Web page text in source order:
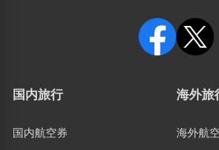
国内旅行
国内航空券
海外旅
海外航